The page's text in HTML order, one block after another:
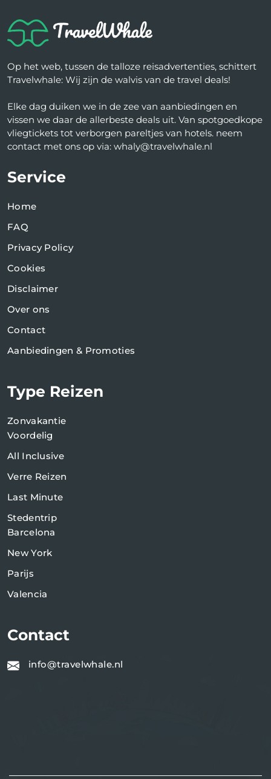
Op het web, tussen de talloze reisadvertenties, schittert
Travelwhale: Wij zijn de walvis van de travel deals!
Elke dag duiken we in de zee van aanbiedingen en
vissen we daar de allerbeste deals uit. Van spotgoedkope
vliegtickets tot verborgen pareltjes van hotels. neem
contact met ons op via: whaly@travelwhale.nl
Service
Home
FAQ
Privacy Policy
Cookies
Disclaimer
Over ons
Contact
Aanbiedingen & Promoties
Type Reizen
Zonvakantie
Voordelig
All Inclusive
Verre Reizen
Last Minute
Stedentrip
Barcelona
New York
Parijs
Valencia
Contact
info@travelwhale.nl